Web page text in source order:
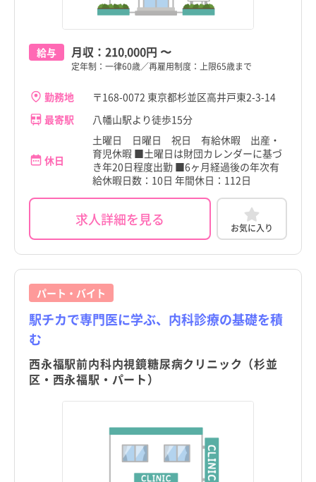
給与 月収： 210,000円 〜
定年制：一律60歳／再雇用制度：上限65歳まで
勤務地
〒168-0072 東京都杉並区高井戸東2-3-14
最寄駅
八幡山駅より徒歩15分
休日
土曜日 日曜日 祝日 有給休暇 出産・
育児休暇 ■土曜日は財団カレンダーに基づ
き年20日程度出勤 ■6ヶ月経過後の年次有
給休暇日数：10日 年間休日：112日
求人詳細を見る お気に入り
パート・バイト
駅チカで専門医に学ぶ、内科診療の基礎を積
む
西永福駅前内科内視鏡糖尿病クリニック（杉並
区・西永福駅・パート）